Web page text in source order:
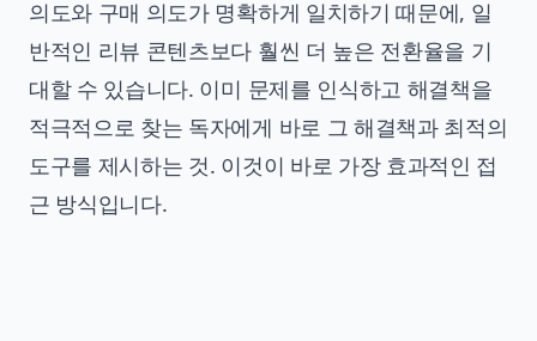
의도와 구매 의도가 명확하게 일치하기 때문에, 일
반적인 리뷰 콘텐츠보다 훨씬 더 높은 전환율을 기
대할 수 있습니다. 이미 문제를 인식하고 해결책을
적극적으로 찾는 독자에게 바로 그 해결책과 최적의
도구를 제시하는 것. 이것이 바로 가장 효과적인 접
근 방식입니다.